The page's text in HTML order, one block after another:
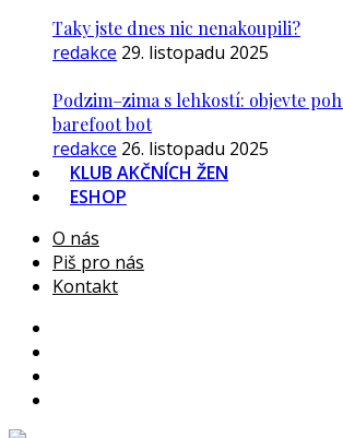
Taky jste dnes nic nenakoupili?
redakce 29. listopadu 2025
Podzim–zima s lehkostí: objevte
barefoot bot
redakce 26. listopadu 2025
KLUB AKČNÍCH ŽEN
ESHOP
O nás
Piš pro nás
Kontakt